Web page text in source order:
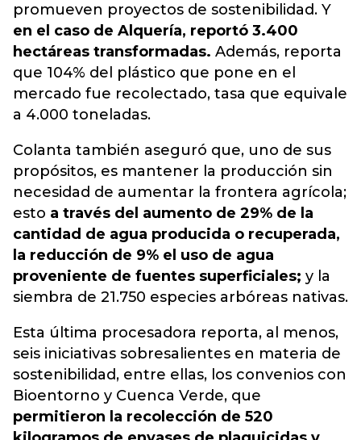
promueven proyectos de sostenibilidad. Y
en el caso de Alquería, reportó 3.400
hectáreas transformadas. Además, reporta
que 104% del plástico que pone en el
mercado fue recolectado, tasa que equivale
a 4.000 toneladas.
Colanta también aseguró que, uno de sus
propósitos, es mantener la producción sin
necesidad de aumentar la frontera agrícola;
esto a través del aumento de 29% de la
cantidad de agua producida o recuperada,
la reducción de 9% el uso de agua
proveniente de fuentes superficiales; y la
siembra de 21.750 especies arbóreas nativas.
Esta última procesadora reporta, al menos,
seis iniciativas sobresalientes en materia de
sostenibilidad, entre ellas, los convenios con
Bioentorno y Cuenca Verde, que
permitieron la recolección de 520